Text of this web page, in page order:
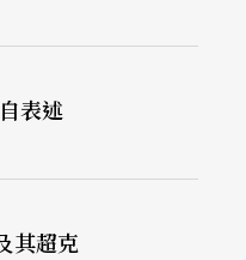
「点描性」色彩
的东方韵味旋律带
滴与线条，形成独
前两乐章的〈点〉
更为复杂，展现出
，一首具有标题的
表述
其超克